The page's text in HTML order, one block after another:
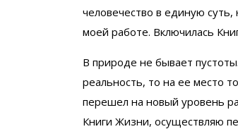
человечество в единую
моей работе. Включилась
В природе не бывает
реальность, то на ее место
перешел на новый уровень
Книги Жизни, осуществляю